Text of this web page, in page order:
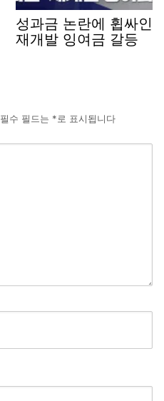
성과금 논란에 휩싸인
재개발 잉여금 갈등
필수 필드는 *로 표시됩니다